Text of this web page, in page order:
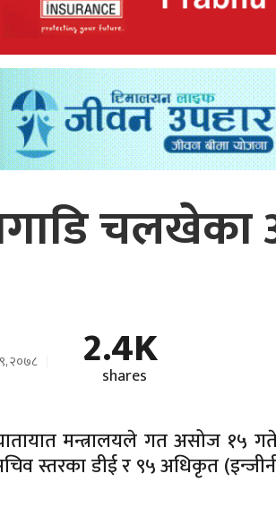
चलखेका
२०७८ 2.4K
shares
मन्त्रालयले गत असोज १५
स्तरका डीई र ९५ अधिकृत